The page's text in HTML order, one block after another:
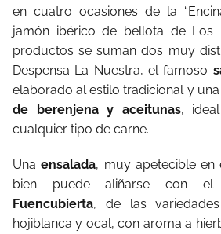
en cuatro ocasiones de la
jamón ibérico de bellota de Los
productos se suman dos muy
Despensa La Nuestra, el famoso
elaborado al estilo tradicional y
de berenjena y aceitunas,
cualquier tipo de carne.
Unaensalada, muy apetecible en
bien puede aliñarse con
Fuencubierta, de las
hojiblanca y ocal, con aroma a